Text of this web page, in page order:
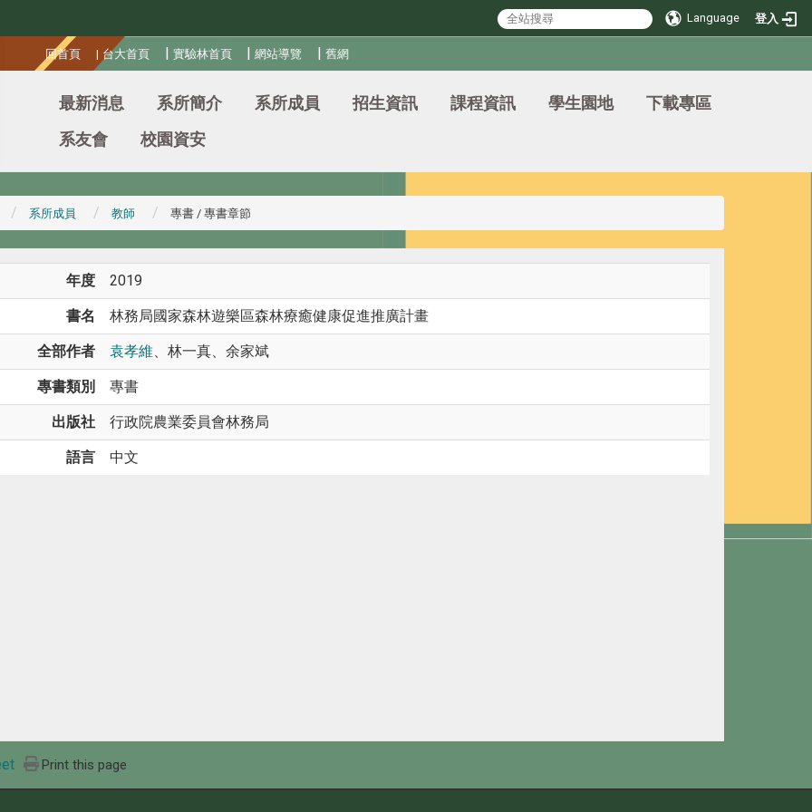
Language 登入
回首頁 | 台大首頁 | 實驗林首頁 |網站導覽 |舊網
最新消息 系所簡介 系所成員 招生資訊 課程資訊 學生園地
下載專區
系友會
校園資安
系所成員 教師 專書 / 專書章節
年度 2019
書名 林務局國家森林遊樂區森林療癒健康促進推廣計畫
全部作者 袁孝維、林一真、余家斌
專書類別 專書
出版社 行政院農業委員會林務局
語言 中文
Print this page